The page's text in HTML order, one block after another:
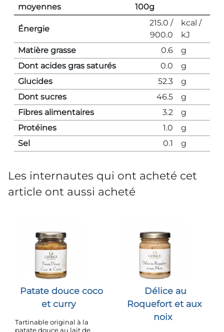
moyennes
100g
Énergie
215.0 /
900.0
kcal /
kJ
Matière grasse
0.6
g
Dont acides gras saturés
0.0
g
Glucides
52.3
g
Dont sucres
46.5
g
Fibres alimentaires
3.2
g
Protéines
1.0
g
Sel
0.1 g
Les internautes qui ont acheté cet
article ont aussi acheté
Patate douce coco
et curry
Tartinable original à la
patate douce au lait de
Délice au
Roquefort et aux
noix